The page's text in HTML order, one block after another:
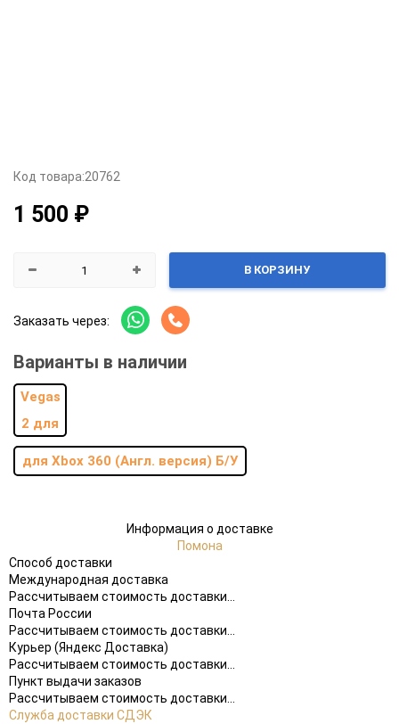
Код товара:20762
1 500 ₽
В КОРЗИНУ
Заказать через:
Варианты в наличии
для Xbox 360 (Англ. версия) Б/У
Информация о доставке
Помона
Способ доставки
Международная доставка
Рассчитываем стоимость доставки...
Почта России
Рассчитываем стоимость доставки...
Курьер (Яндекс Доставка)
Рассчитываем стоимость доставки...
Пункт выдачи заказов
Рассчитываем стоимость доставки...
Служба доставки СДЭК